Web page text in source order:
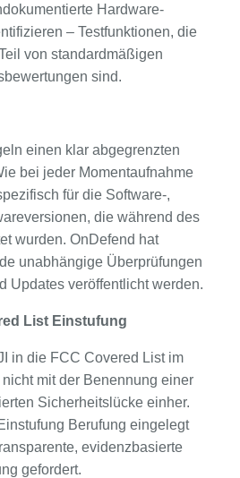
Hardware-
– Testfunktionen, die
von standardmäßigen
sind.
einen klar abgegrenzten
bei jeder Momentaufnahme
für die Software-,
die während des
wurden. OnDefend hat
unabhängige Überprüfungen
Updates veröffentlicht werden.
List Einstufung
in die FCC Covered List im
mit der Benennung einer
Sicherheitslücke einher.
Berufung eingelegt
evidenzbasierte
gefordert.